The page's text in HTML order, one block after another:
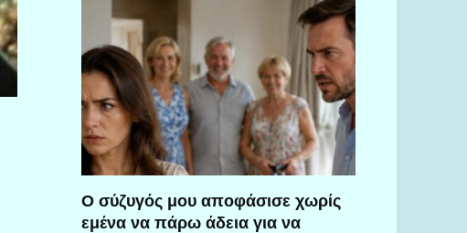
Ο σύζυγός μου αποφάσισε χωρίς
εμένα να πάρω άδεια για να